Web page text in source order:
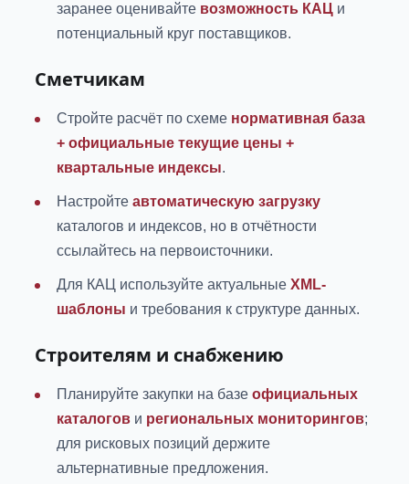
заранее оценивайте возможность КАЦ и
потенциальный круг поставщиков.
Сметчикам
Стройте расчёт по схеме нормативная база
+ официальные текущие цены +
квартальные индексы.
Настройтеавтоматическую загрузку
каталогов и индексов, но в отчётности
ссылайтесь на первоисточники.
Для КАЦ используйте актуальныеXML-
шаблоны и требования к структуре данных.
Строителям и снабжению
Планируйте закупки на базеофициальных
каталогов и региональных мониторингов;
для рисковых позиций держите
альтернативные предложения.